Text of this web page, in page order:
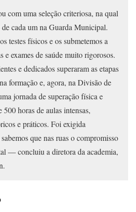
com uma seleção criteriosa, na qual
cada um na Guarda Municipal.
testes físicos e os submetemos a
e exames de saúde muito rigorosos.
e dedicados superaram as etapas
formação e, agora, na Divisão de
jornada de superação física e
horas de aulas intensas,
e práticos. Foi exigida
que nas ruas o compromisso
— concluiu a diretora da academia,